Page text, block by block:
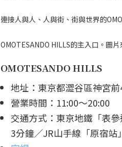
連接人與人、人與街、街與世界的
OMOTESANDO HILLS的主入口。圖
OMOTESANDO HILLS
地址：東京都澀谷區神宮
營業時間：11:00～20:00
交通方式：東京地鐵「表
3分鐘／JR山手線「原宿